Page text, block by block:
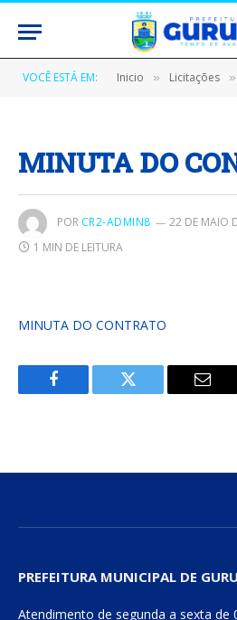
VOCÊ ESTÁ EM: Inicio » Licitações »
MINUTA DO
POR CR2-ADMIN8
22 DE MAIO
1 MIN DE LEITURA
MINUTA DO CONTRATO
Facebook Twitter
E-
PREFEITURA MUNICIPAL DE
Atendimento de segunda a sexta de